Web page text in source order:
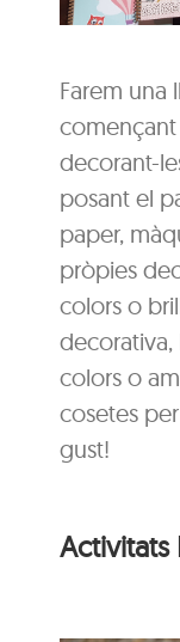
Farem una
decorant-
posant el
paper,
pròpies
colors o
colors o
cosetes
gust!
Activitats